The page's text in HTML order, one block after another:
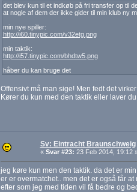
det blev kun til et indkøb på fri transfer op til
at nogle af dem der ikke gider til min klub ny
min nye spiller:
http://i60.tinypic.com/v32etg.png
min taktik:
http://i57.tinypic.com/bhdtw5.png
håber du kan bruge det
Offensivt må man sige! Men fedt det
Kører du kun med den taktik eller laver
Sv: Eintracht Braunschweig
« Svar #23: 23 Feb 2014, 19:12
jeg køre kun men den taktik. da det er
er er overmatchet.. men det er også får
efter som jeg med tiden vil få bedre og